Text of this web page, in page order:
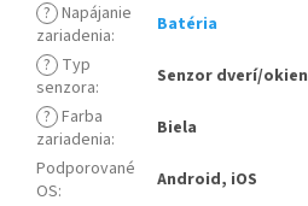
? Napájanie
zariadenia:
Batéria
? Typ
senzora:
Senzor dverí/okien
? Farba
zariadenia:
Biela
Podporované
OS: Android, iOS